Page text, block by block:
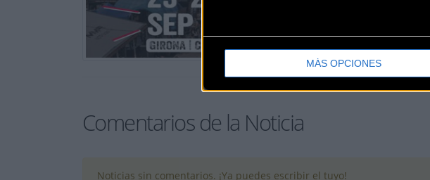
MÁS OPCIONES
Comentarios de la Noticia
Noticias sin comentarios. ¡Ya puedes escribir el tuyo!